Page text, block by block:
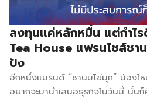
ดูแลลูกค้าหลังการขายอย่างใกล้ชิด
หลักที่ว่า “ทุกคนคือครอบครัว” และ
นี้ จึงช่วยให้สามารถให้คำแนะนำ แล
ลงทุนแค่หลักหมื่น แต่กำไ
Tea House แฟรนไชส์ชา
ปัง
อีกหนึ่งแบรนด์ “ชานมไข่มุก” น้องใ
อยากจะมานำเสนอธุรกิจในวันนี้ นั่